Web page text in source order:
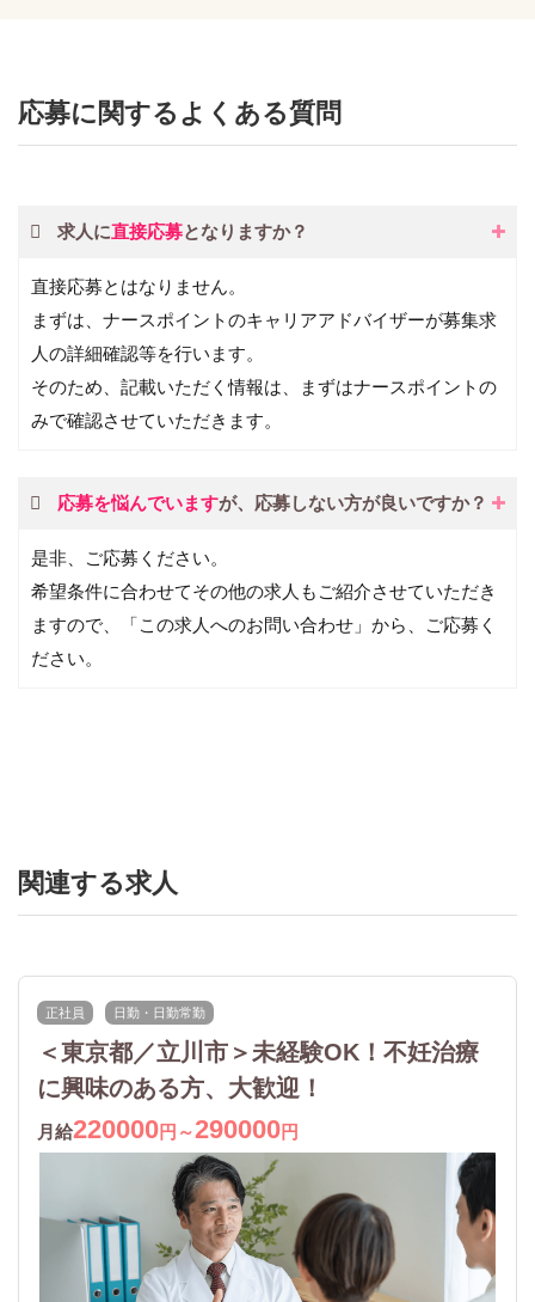
応募に関するよくある質問
求人に直接応募となりますか？
直接応募とはなりません。
まずは、ナースポイントのキャリアアドバイザーが募集求
人の詳細確認等を行います。
そのため、記載いただく情報は、まずはナースポイントの
みで確認させていただきます。
応募を悩んでいますが、応募しない方が良いですか？
是非、ご応募ください。
希望条件に合わせてその他の求人もご紹介させていただき
ますので、「この求人へのお問い合わせ」から、ご応募く
ださい。
関連する求人
正社員 日勤・日勤常勤
＜東京都／立川市＞未経験OK！不妊治療
に興味のある方、大歓迎！
月給220000円～290000円